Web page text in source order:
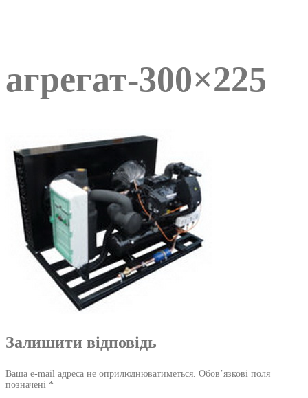
агрегат-300×225
Залишити відповідь
Ваша e-mail адреса не оприлюднюватиметься. Обов’язкові поля
позначені *